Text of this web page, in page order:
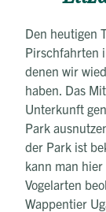
Den heutigen
Pirschfahrten
denen wir
haben. Das
Unterkunft
Park
der Park ist
kann man
Vogelarten
Wappentier